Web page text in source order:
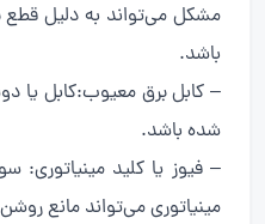
مشکل می‌تواند به دلیل قطع
باشد.
– کابل برق معیوب:کابل یا
شده باشد.
– فیوز یا کلید مینیاتوری:
مینیاتوری می‌تواند مانع